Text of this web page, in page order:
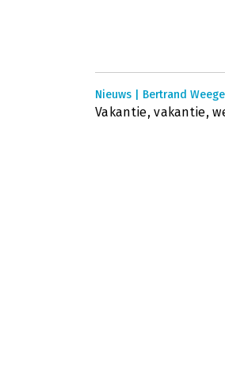
Nieuws | Bertrand
Vakantie, vakantie,